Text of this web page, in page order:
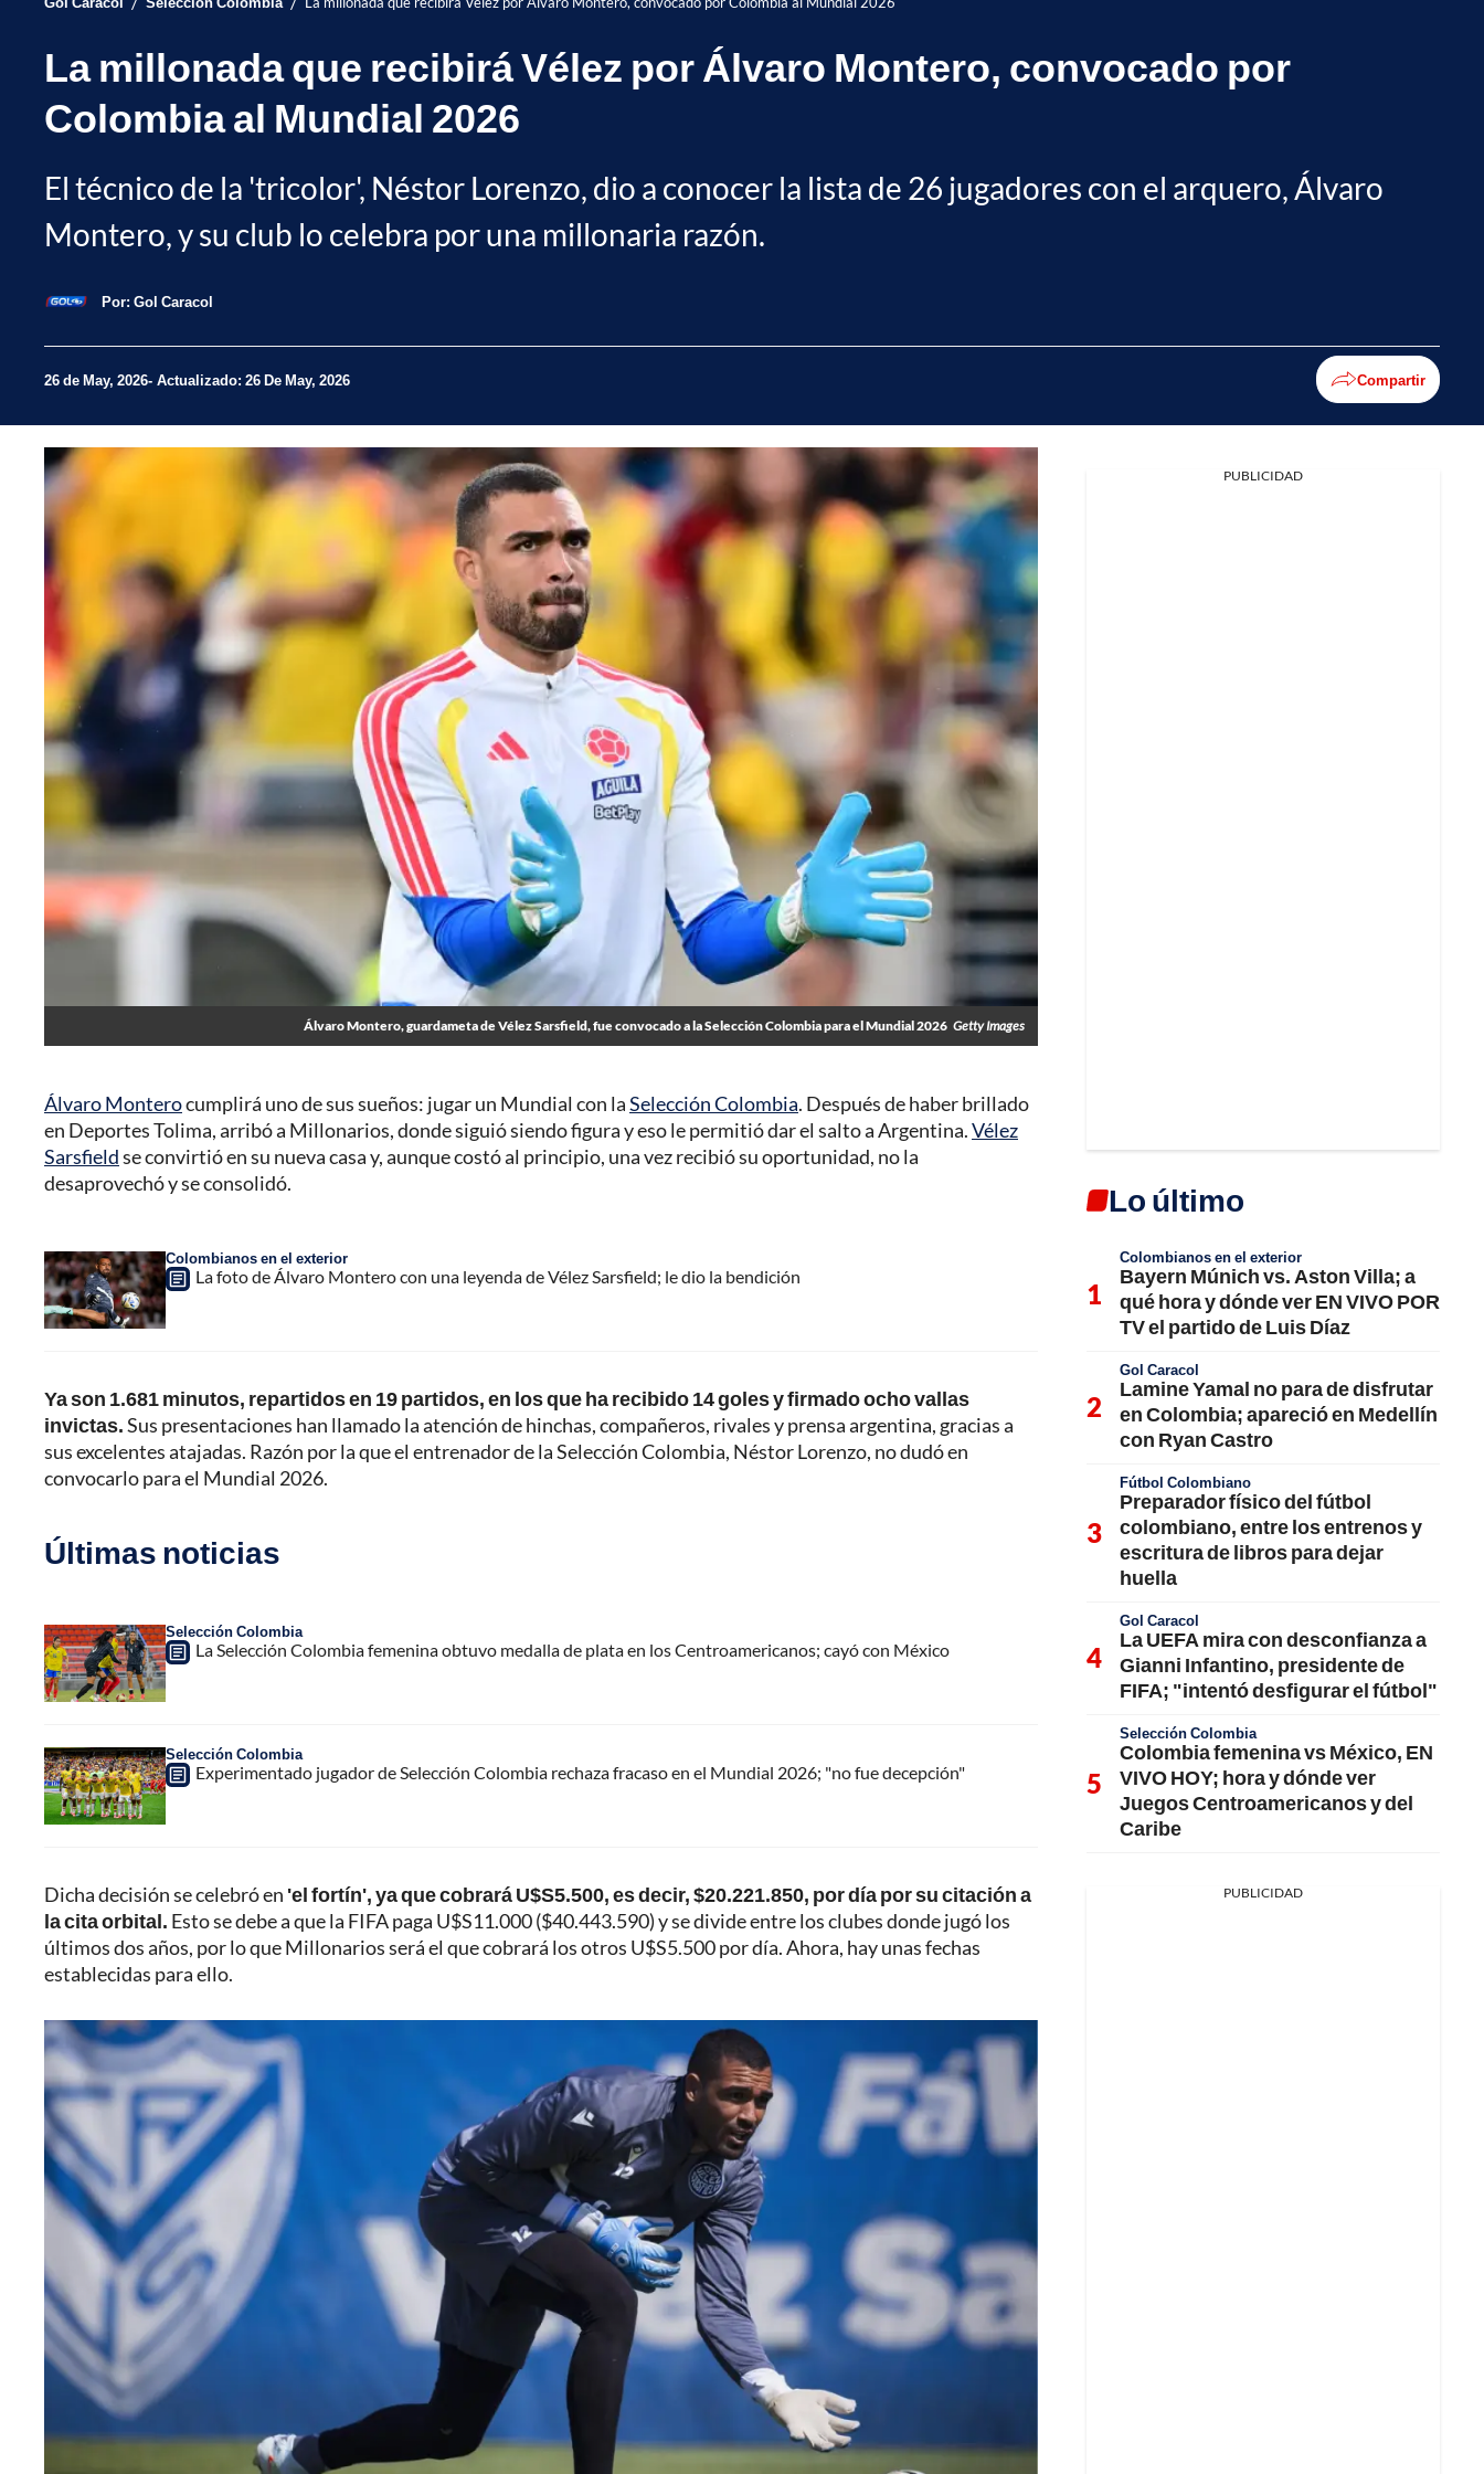
La millonada que recibirá Vélez por Álvaro Montero, convocado por
Colombia al Mundial 2026
El técnico de la 'tricolor', Néstor Lorenzo, dio a conocer la lista de 26 jugadores con el arquero, Álvaro
Montero, y su club lo celebra por una millonaria razón.
Por: Gol Caracol
26 de May, 2026 Actualizado: 26 De May, 2026 Compartir
Álvaro Montero, guardameta de Vélez Sarsfield, fue convocado a la Selección Colombia para el Mundial 2026 Getty Images
Álvaro Monterocumplirá uno de sus sueños: jugar un Mundial con laSelección Colombia. Después de haber brillado
en Deportes Tolima, arribó a Millonarios, donde siguió siendo figura y eso le permitió dar el salto a Argentina.Vélez
Sarsfieldse convirtió en su nueva casa y, aunque costó al principio, una vez recibió su oportunidad, no la
desaprovechó y se consolidó.
Colombianos en el exterior
La foto de Álvaro Montero con una leyenda de Vélez Sarsfield; le dio la bendición
Ya son 1.681 minutos, repartidos en 19 partidos, en los que ha recibido 14 goles y firmado ocho vallas
invictas.Sus presentaciones han llamado la atención de hinchas, compañeros, rivales y prensa argentina, gracias a
sus excelentes atajadas. Razón por la que el entrenador de la Selección Colombia, Néstor Lorenzo, no dudó en
convocarlo para el Mundial 2026.
Últimas noticias
Selección Colombia
La Selección Colombia femenina obtuvo medalla de plata en los Centroamericanos; cayó con México
Selección Colombia
Experimentado jugador de Selección Colombia rechaza fracaso en el Mundial 2026; "no fue decepción"
Dicha decisión se celebró en 'el fortín', ya que cobrará U$S5.500, es decir, $20.221.850, por día por su citación a
la cita orbital. Esto se debe a que la FIFA paga U$S11.000 ($40.443.590) y se divide entre los clubes donde jugó los
últimos dos años, por lo que Millonarios será el que cobrará los otros U$S5.500 por día. Ahora, hay unas fechas
establecidas para ello.
PUBLICIDAD
Lo último
Colombianos en el exterior
Bayern Múnich vs. Aston Villa; a
qué hora y dónde ver EN VIVO POR
TV el partido de Luis Díaz
Gol Caracol
Lamine Yamal no para de disfrutar
en Colombia; apareció en Medellín
con Ryan Castro
Fútbol Colombiano
Preparador físico del fútbol
colombiano, entre los entrenos y
escritura de libros para dejar
huella
Gol Caracol
La UEFA mira con desconfianza a
Gianni Infantino, presidente de
FIFA; "intentó desfigurar el fútbol"
Selección Colombia
Colombia femenina vs México, EN
VIVO HOY; hora y dónde ver
Juegos Centroamericanos y del
Caribe
PUBLICIDAD